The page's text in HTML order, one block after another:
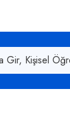
Gir, Kişisel